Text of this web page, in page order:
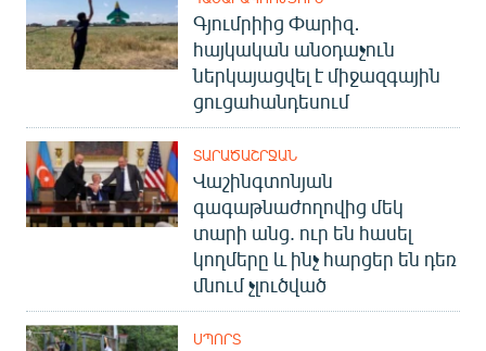
Գյումրիից Փարիզ․
հայկական անօդաչուն
ներկայացվել է միջազգային
ցուցահանդեսում
ՏԱՐԱԾԱՇՐՋԱՆ
Վաշինգտոնյան
գագաթնաժողովից մեկ
տարի անց. ուր են հասել
կողմերը և ինչ հարցեր են դեռ
մնում չլուծված
ՍՊՈՐՏ